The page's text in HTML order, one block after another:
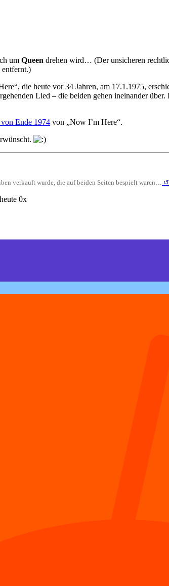
um Queen drehen wird… (Der unsicheren
die heute vor 34 Jahren, am 17.1.1975,
Lied – die beiden gehen ineinander
Ende 1974 von „Now I’m Here“.
verkauft wurde, die auf beiden Seiten bespielt waren… ↺
0x